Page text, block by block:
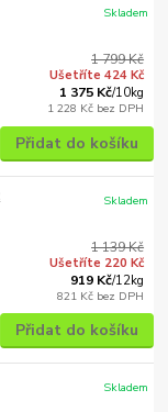
1 799 Kč
Ušetříte 424 Kč
1 375 Kč/10kg
1 228 Kč bez DPH
Skladem
Přidat do košíku
1 139 Kč
Ušetříte 220 Kč
919 Kč/12kg
821 Kč bez DPH
Skladem
Přidat do košíku
Skladem